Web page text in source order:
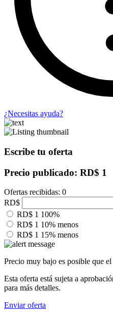
¿Necesitas ayuda?
Escribe tu oferta
Precio publicado: RD$ 1
Ofertas recibidas: 0
RD$
RD$ 1 100%
RD$ 1 10% menos
RD$ 1 15% menos
Precio muy bajo es posible que
Esta oferta está sujeta a
para más detalles.
Enviar oferta